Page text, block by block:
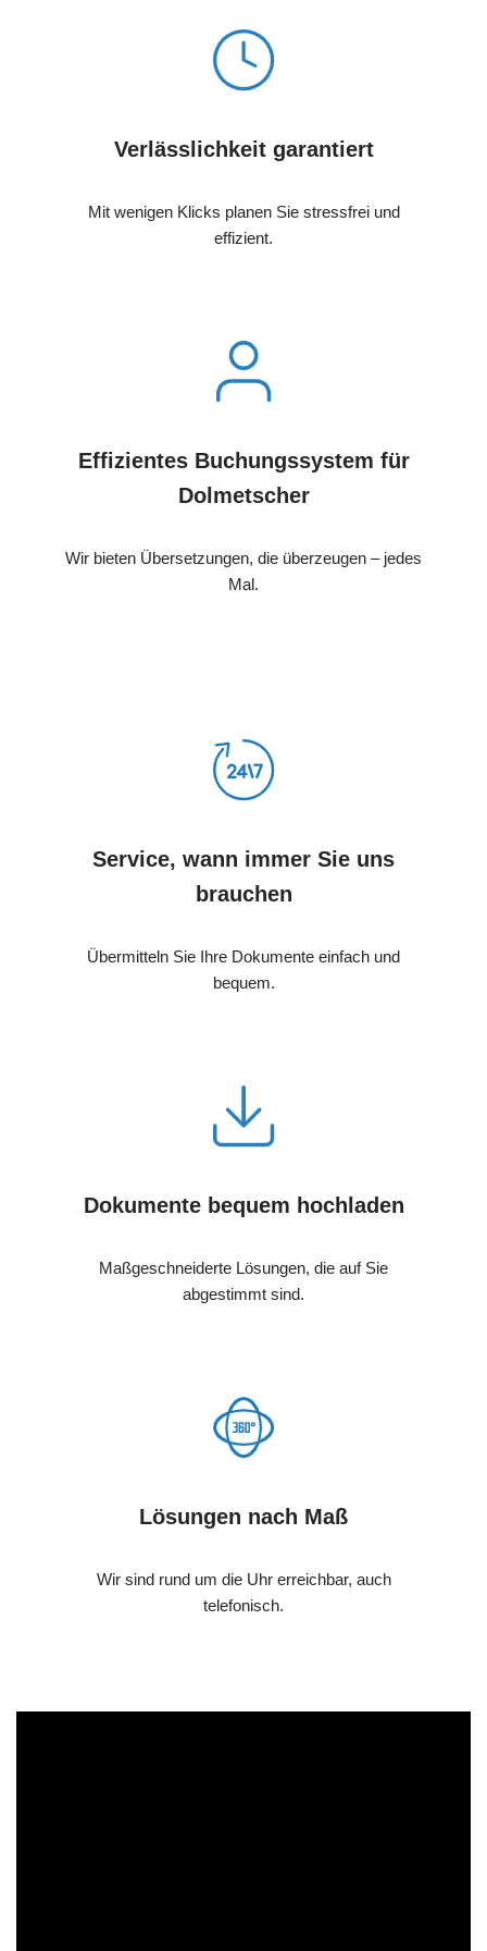
Verlässlichkeit garantiert
Mit wenigen Klicks planen Sie stressfrei und
effizient.
Effizientes Buchungssystem für
Dolmetscher
Wir bieten Übersetzungen, die überzeugen – jedes
Mal.
Service, wann immer Sie uns
brauchen
Übermitteln Sie Ihre Dokumente einfach und
bequem.
Dokumente bequem hochladen
Maßgeschneiderte Lösungen, die auf Sie
abgestimmt sind.
Lösungen nach Maß
Wir sind rund um die Uhr erreichbar, auch
telefonisch.